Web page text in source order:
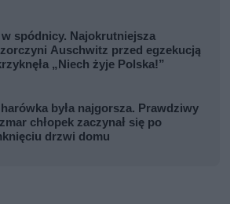
spódnicy. Najokrutniejsza
Auschwitz przed egzekucją
„Niech żyje Polska!”
była najgorsza. Prawdziwy
chłopek zaczynał się po
drzwi domu